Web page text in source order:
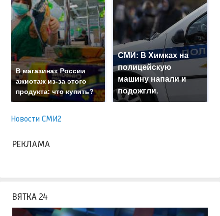
В магазинах России
ажиотаж из-за этого
продукта: что купить?
СМИ: В Химках на
полицейскую
машину напали и
подожгли.
Новости СМИ2
РЕКЛАМА
ВЯТКА 24